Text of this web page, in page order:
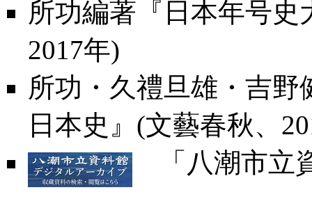
所功編著『日本年号
2017年)
所功・久禮旦雄・吉
日本史』(文藝春秋、
「 八潮市立